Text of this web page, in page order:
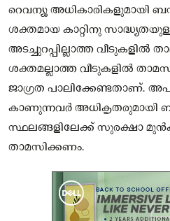
റെവന്യൂ അധികാരികളുമായി
ശക്തമായ കാറ്റിനു
അടച്ചുറപ്പില്ലാത്ത വീടുകളില്‍
ശക്തമല്ലാത്ത വീടുകളില്‍
ജാഗ്രത പാലിക്കേണ്ടതാണ്.
കാണുന്നവർ അധികൃതരുമായി
സ്ഥലങ്ങളിലേക്ക് സുരക്ഷാ
താമസിക്കണം.